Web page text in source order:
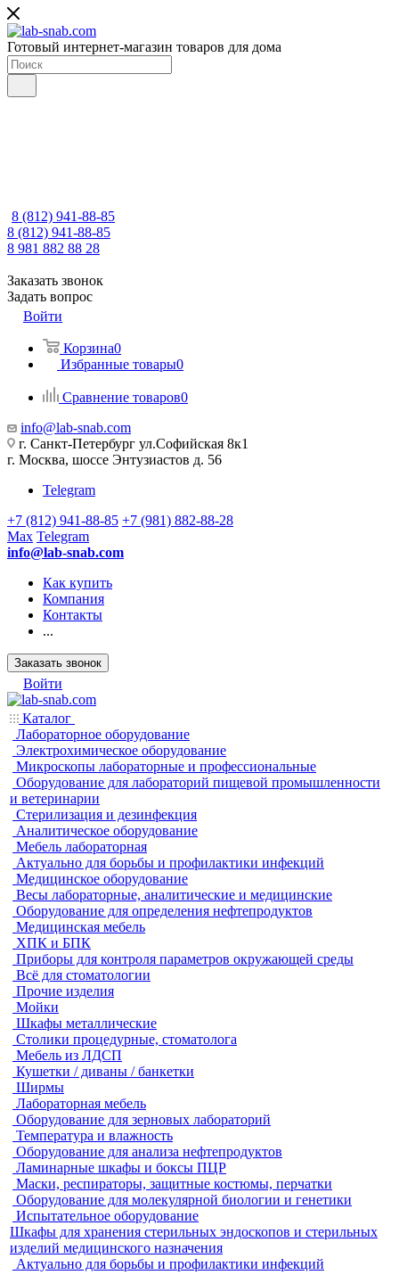
Готовый интернет-магазин товаров для дома
8 (812) 941-88-85
8 (812) 941-88-85
8 981 882 88 28
Заказать звонок
Задать вопрос
Войти
Корзина0
Избранные товары0
Сравнение товаров0
info@lab-snab.com
г. Санкт-Петербург ул.Софийская 8к1
г. Москва, шоссе Энтузиастов д. 56
Telegram
+7 (812) 941-88-85 +7 (981) 882-88-28
Max Telegram
info@lab-snab.com
Как купить
Компания
Контакты
...
Заказать звонок
Войти
Каталог
Лабораторное оборудование
Электрохимическое оборудование
Микроскопы лабораторные и профессиональные
Оборудование для лабораторий пищевой промышленности
и ветеринарии
Стерилизация и дезинфекция
Аналитическое оборудование
Мебель лабораторная
Актуально для борьбы и профилактики инфекций
Медицинское оборудование
Весы лабораторные, аналитические и медицинские
Оборудование для определения нефтепродуктов
Медицинская мебель
ХПК и БПК
Приборы для контроля параметров окружающей среды
Всё для стоматологии
Прочие изделия
Мойки
Шкафы металлические
Столики процедурные, стоматолога
Мебель из ЛДСП
Кушетки / диваны / банкетки
Ширмы
Лабораторная мебель
Оборудование для зерновых лабораторий
Температура и влажность
Оборудование для анализа нефтепродуктов
Ламинарные шкафы и боксы ПЦР
Маски, респираторы, защитные костюмы, перчатки
Оборудование для молекулярной биологии и генетики
Испытательное оборудование
Шкафы для хранения стерильных эндоскопов и стерильных
изделий медицинского назначения
Актуально для борьбы и профилактики инфекций